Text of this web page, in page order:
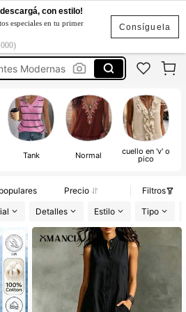
Consíguela
con estilo!
especiales en tu primer
Blusas Frescas Para El Calor
Modernas
Tank Normal cuello en 'v' o
pico
Precio
Filtros
Detalles Estilo Tipo